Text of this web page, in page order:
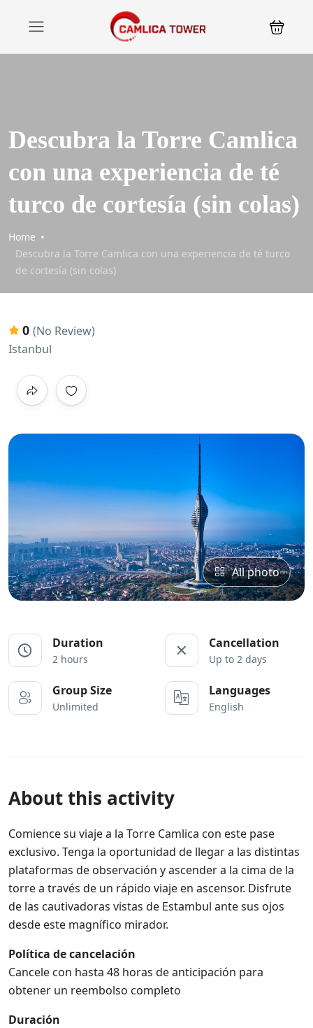
Descubra la Torre Camlica
con una experiencia de té
turco de cortesía (sin colas)
Home
Descubra la Torre Camlica con una experiencia de té turco
de cortesía (sin colas)
0 (No Review)
Istanbul
All photo
Duration
2 hours
Cancellation
Up to 2 days
Group Size
Unlimited
Languages
English
About this activity
Comience su viaje a la Torre Camlica con este pase
exclusivo. Tenga la oportunidad de llegar a las distintas
plataformas de observación y ascender a la cima de la
torre a través de un rápido viaje en ascensor. Disfrute
de las cautivadoras vistas de Estambul ante sus ojos
desde este magnífico mirador.
Política de cancelación
Cancele con hasta 48 horas de anticipación para
obtener un reembolso completo
Duración